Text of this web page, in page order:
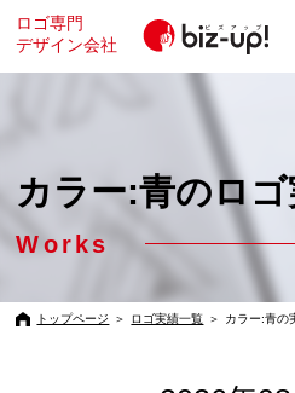
ロゴ専門
デザイン会社
カラー:青のロ
Works
トップページ ＞ ロゴ実績一覧 ＞ カラー:青の